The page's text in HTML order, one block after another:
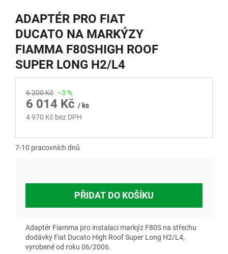
ADAPTÉR PRO FIAT
DUCATO NA MARKÝZY
FIAMMA F80SHIGH ROOF
SUPER LONG H2/L4
6 200 Kč –3 %
6 014 Kč / ks
4 970 Kč bez DPH
7-10 pracovních dnů
PŘIDAT DO KOŠÍKU
Adaptér Fiamma pro instalaci markýz F80S na střechu
dodávky Fiat Ducato High Roof Super Long H2/L4,
vyrobené od roku 06/2006.